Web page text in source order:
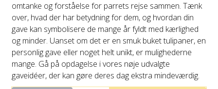
omtanke og forståelse for parrets rejse sammen. Tænk
over, hvad der har betydning for dem, og hvordan din
gave kan symbolisere de mange år fyldt med kærlighed
og minder. Uanset om det er en smuk buket tulipaner, en
personlig gave eller noget helt unikt, er mulighederne
mange. Gå på opdagelse i vores nøje udvalgte
gaveidéer, der kan gøre deres dag ekstra mindeværdig.